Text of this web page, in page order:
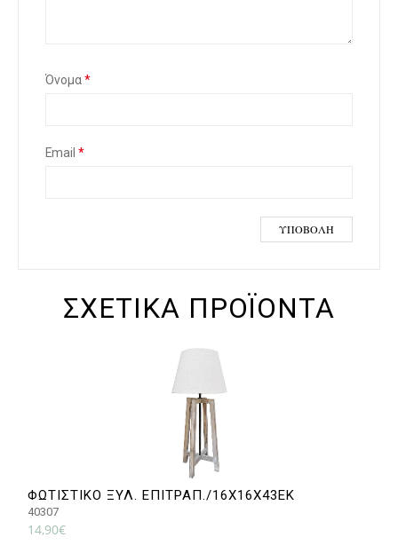
Όνομα*
Email *
ΣΧΕΤΙΚΆ ΠΡΟΪΌΝΤΑ
ΦΩΤΙΣΤΙΚΟ ΞΥΛ. ΕΠΙΤΡΑΠ./16Χ16Χ43ΕΚ
40307
14,90€